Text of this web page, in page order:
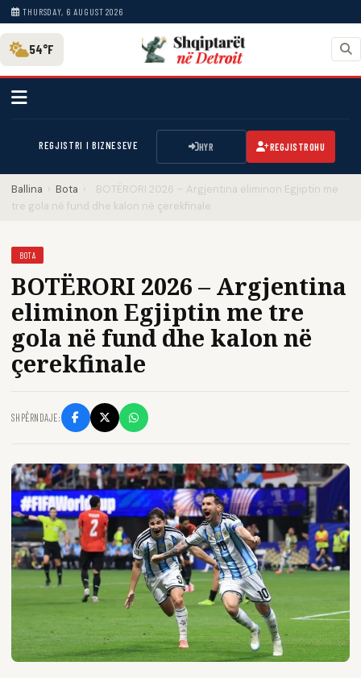
THURSDAY, 6 AUGUST 2026
54°F
REGJISTRI I BIZNESEVE HYR REGJISTROHU
Ballina › Bota ›
BOTËRORI 2026 – Argjentina eliminon Egjiptin me
tre gola në fund dhe kalon në çerekfinale
BOTA
BOTËRORI 2026 – Argjentina
eliminon Egjiptin me tre
gola në fund dhe kalon në
çerekfinale
SHPËRNDAJE: